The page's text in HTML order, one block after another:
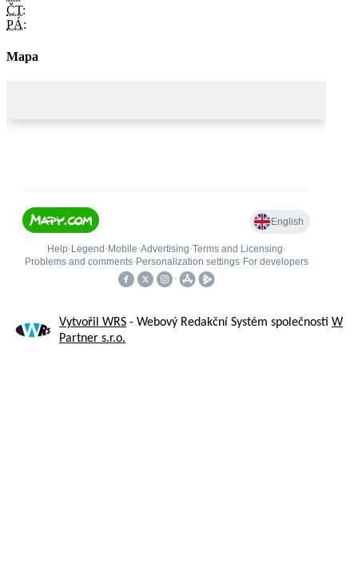
ČT:
PÁ:
Mapa
Vytvořil WRS - Webový Redakční Systém společnosti W
Partner s.r.o.